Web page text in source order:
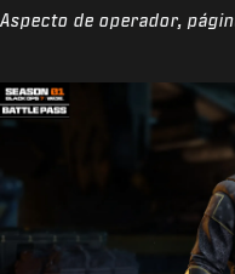
Aspecto de operador,